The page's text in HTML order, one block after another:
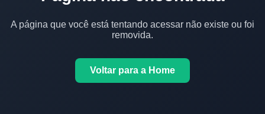
A página que você está tentando acessar não existe ou foi
removida.
Voltar para a Home